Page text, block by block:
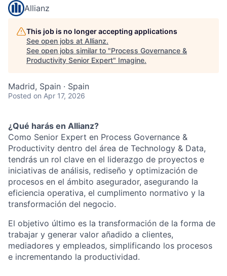
Allianz
This job is no longer accepting applications
See open jobs at Allianz.
See open jobs similar to "Process Governance &
Productivity Senior Expert" Imagine.
Madrid, Spain · Spain
Posted on Apr 17, 2026
¿Qué harás en Allianz?
Como Senior Expert en Process Governance &
Productivity dentro del área de Technology & Data,
tendrás un rol clave en el liderazgo de proyectos e
iniciativas de análisis, rediseño y optimización de
procesos en el ámbito asegurador, asegurando la
eficiencia operativa, el cumplimento normativo y la
transformación del negocio.
El objetivo último es la transformación de la forma de
trabajar y generar valor añadido a clientes,
mediadores y empleados, simplificando los procesos
e incrementando la productividad.